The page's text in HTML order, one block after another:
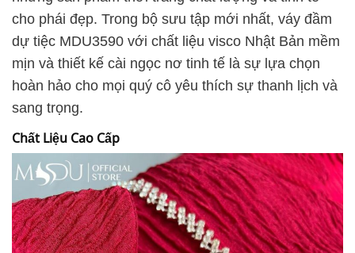
cho phái đẹp. Trong bộ sưu tập mới nhất, váy đầm
dự tiệc MDU3590 với chất liệu visco Nhật Bản mềm
mịn và thiết kế cài ngọc nơ tinh tế là sự lựa chọn
hoàn hảo cho mọi quý cô yêu thích sự thanh lịch và
sang trọng.
Chất Liệu Cao Cấp